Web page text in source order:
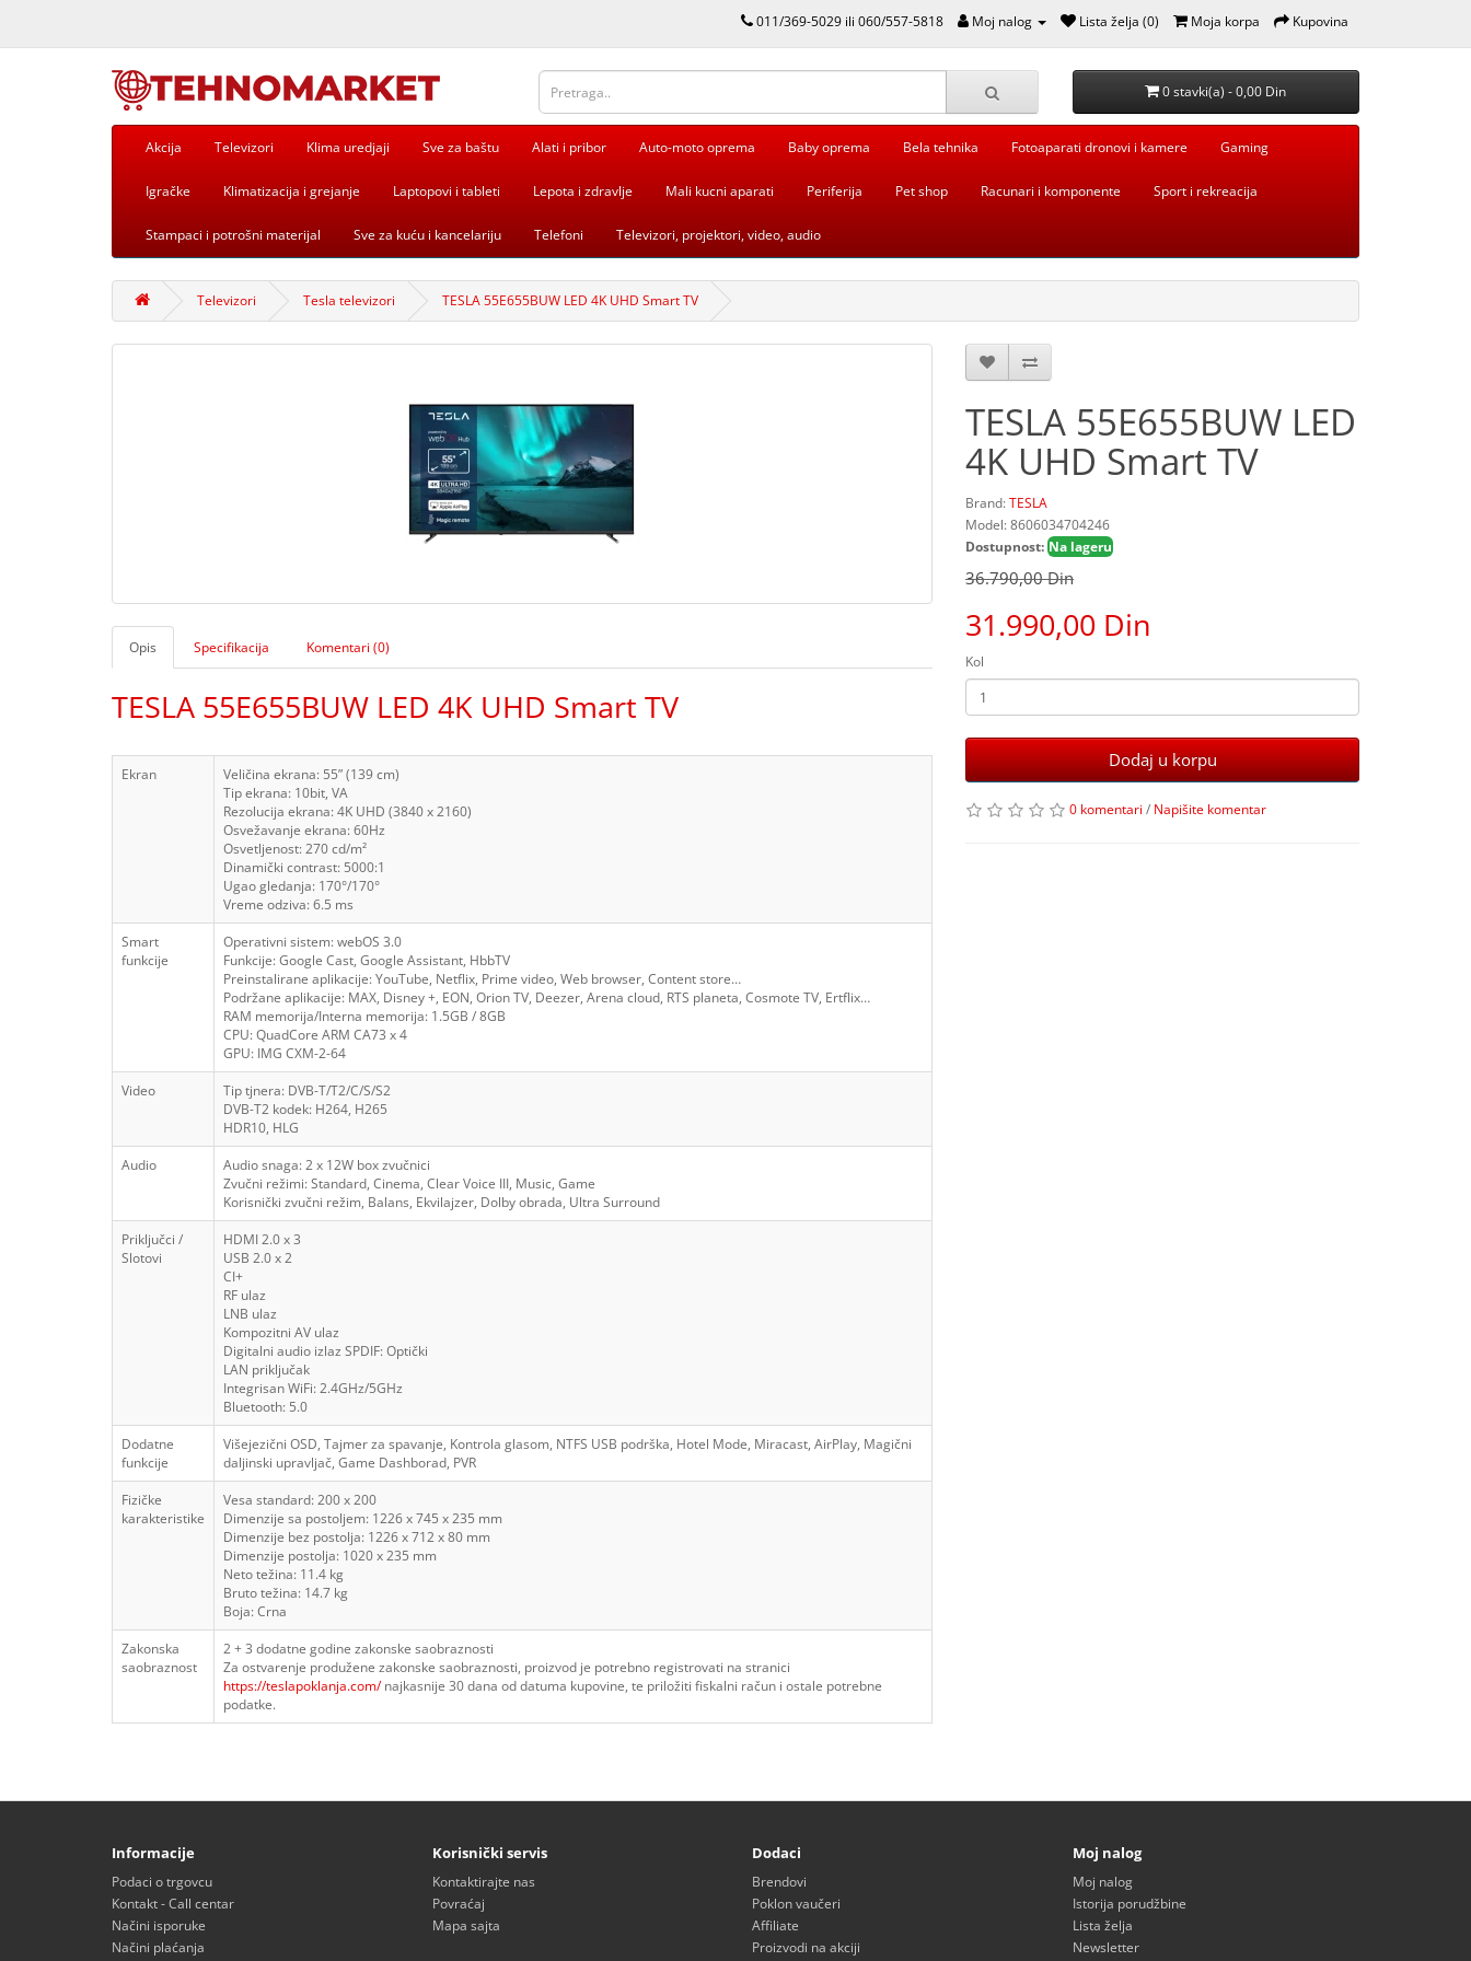
011/369-5029 ili 060/557-5818 Moj nalog Lista želja (0) Moja korpa Kupovina
0 stavki(a) - 0,00 Din
Akcija Televizori Klima uredjaji Sve za baštu Alati i pribor Auto-moto oprema Baby oprema Bela tehnika Fotoaparati dronovi i kamere Gaming
Igračke Klimatizacija i grejanje Laptopovi i tableti Lepota i zdravlje Mali kucni aparati Periferija Pet shop Racunari i komponente Sport i rekreacija
Stampaci i potrošni materijal Sve za kuću i kancelariju Telefoni Televizori, projektori, video, audio
Televizori Tesla televizori TESLA 55E655BUW LED 4K UHD Smart TV
Opis Specifikacija Komentari (0)
TESLA 55E655BUW LED 4K UHD Smart TV
Ekran
Veličina ekrana: 55” (139 cm)
Tip ekrana: 10bit, VA
Rezolucija ekrana: 4K UHD (3840 x 2160)
Osvežavanje ekrana: 60Hz
Osvetljenost: 270 cd/m²
Dinamički contrast: 5000:1
Ugao gledanja: 170°/170°
Vreme odziva: 6.5 ms
Smart
funkcije
Operativni sistem: webOS 3.0
Funkcije: Google Cast, Google Assistant, HbbTV
Preinstalirane aplikacije: YouTube, Netflix, Prime video, Web browser, Content store…
Podržane aplikacije: MAX, Disney +, EON, Orion TV, Deezer, Arena cloud, RTS planeta, Cosmote TV, Ertflix…
RAM memorija/Interna memorija: 1.5GB / 8GB
CPU: QuadCore ARM CA73 x 4
GPU: IMG CXM-2-64
Video
Tip tjnera: DVB-T/T2/C/S/S2
DVB-T2 kodek: H264, H265
HDR10, HLG
Audio
Audio snaga: 2 x 12W box zvučnici
Zvučni režimi: Standard, Cinema, Clear Voice III, Music, Game
Korisnički zvučni režim, Balans, Ekvilajzer, Dolby obrada, Ultra Surround
Priključci /
Slotovi
HDMI 2.0 x 3
USB 2.0 x 2
CI+
RF ulaz
LNB ulaz
Kompozitni AV ulaz
Digitalni audio izlaz SPDIF: Optički
LAN priključak
Integrisan WiFi: 2.4GHz/5GHz
Bluetooth: 5.0
Dodatne
funkcije
Višejezični OSD, Tajmer za spavanje, Kontrola glasom, NTFS USB podrška, Hotel Mode, Miracast, AirPlay, Magični
daljinski upravljač, Game Dashborad, PVR
Fizičke
karakteristike
Vesa standard: 200 x 200
Dimenzije sa postoljem: 1226 x 745 x 235 mm
Dimenzije bez postolja: 1226 x 712 x 80 mm
Dimenzije postolja: 1020 x 235 mm
Neto težina: 11.4 kg
Bruto težina: 14.7 kg
Boja: Crna
Zakonska
saobraznost
2 + 3 dodatne godine zakonske saobraznosti
Za ostvarenje produžene zakonske saobraznosti, proizvod je potrebno registrovati na stranici
https://teslapoklanja.com/najkasnije 30 dana od datuma kupovine, te priložiti fiskalni račun i ostale potrebne
podatke.
TESLA 55E655BUW LED
4K UHD Smart TV
Brand:TESLA
Model: 8606034704246
Dostupnost: Na lageru
36.790,00 Din
31.990,00 Din
Kol
Dodaj u korpu
0 komentari / Napišite komentar
Informacije
Podaci o trgovcu
Kontakt - Call centar
Načini isporuke
Načini plaćanja
Korisnički servis
Kontaktirajte nas
Povraćaj
Mapa sajta
Dodaci
Brendovi
Poklon vaučeri
Affiliate
Proizvodi na akciji
Moj nalog
Moj nalog
Istorija porudžbine
Lista želja
Newsletter